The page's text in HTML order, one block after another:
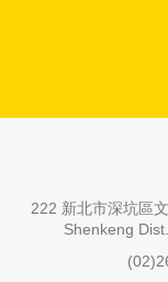
222 新北市深坑區
Shenkeng